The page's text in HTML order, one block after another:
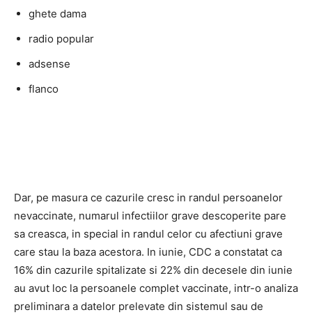
ghete dama
radio popular
adsense
flanco
Dar, pe masura ce cazurile cresc in randul persoanelor
nevaccinate, numarul infectiilor grave descoperite pare
sa creasca, in special in randul celor cu afectiuni grave
care stau la baza acestora. In iunie, CDC a constatat ca
16% din cazurile spitalizate si 22% din decesele din iunie
au avut loc la persoanele complet vaccinate, intr-o analiza
preliminara a datelor prelevate din sistemul sau de